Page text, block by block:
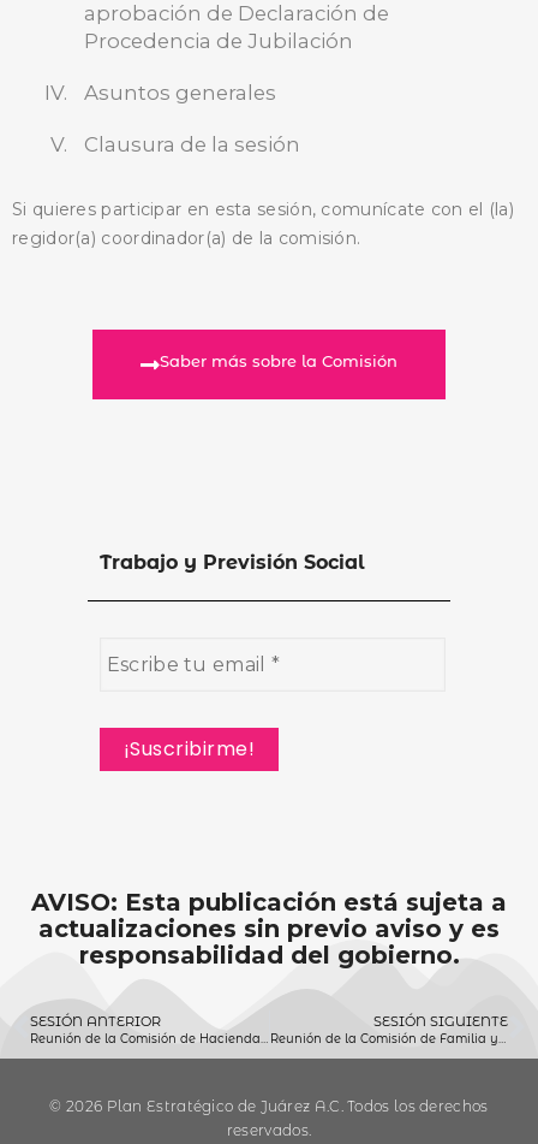
BUSCA AQUÍ
aprobación de Declaración de
Procedencia de Jubilación
Asuntos generales
Clausura de la sesión
Si quieres participar en esta sesión, comunícate con el (la)
regidor(a) coordinador(a) de la comisión.
Saber más sobre la Comisión
Trabajo y Previsión Social
AVISO: Esta publicación está sujeta a
actualizaciones sin previo aviso y es
responsabilidad del gobierno.
SESIÓN ANTERIOR SESIÓN SIGUIENTE
© 2026 Plan Estratégico de Juárez A.C. Todos los derechos
reservados.